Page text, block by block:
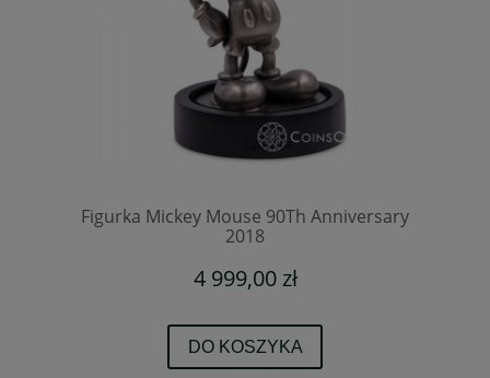
Figurka Mickey Mouse 90Th Anniversary
2018
4 999,00 zł
DO KOSZYKA